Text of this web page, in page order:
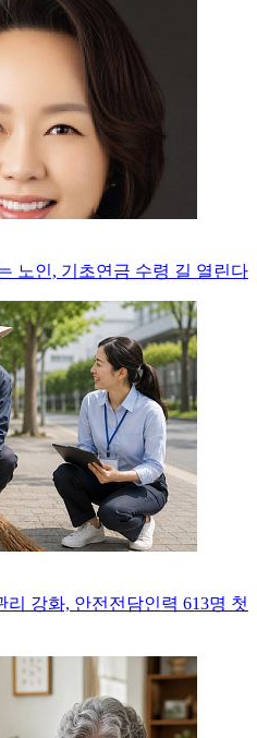
노인, 기초연금 수령 길 열린다
리 강화, 안전전담인력 613명 첫